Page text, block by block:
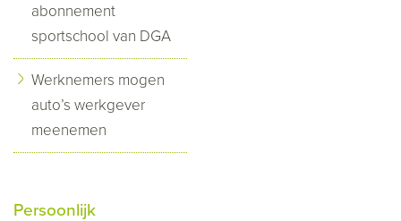
abonnement
sportschool van DGA
Werknemers mogen
auto’s werkgever
meenemen
Persoonlijk